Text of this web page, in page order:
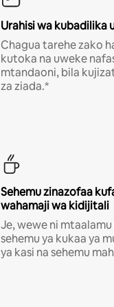
Urahisi wa kubadilika
Chagua tarehe zako
kutoka na uweke
mtandaoni, bila
za ziada.*
Sehemu zinazofaa
wahamaji wa kidijitali
Je, wewe ni
sehemu ya kukaa ya
ya kasi na sehemu